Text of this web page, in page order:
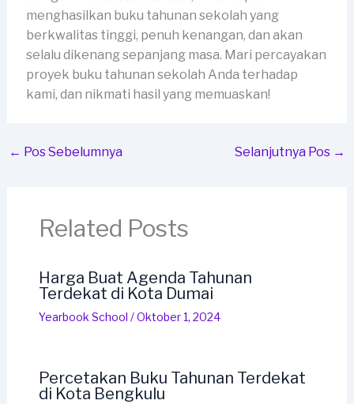
menghasilkan buku tahunan sekolah yang
berkwalitas tinggi, penuh kenangan, dan akan
selalu dikenang sepanjang masa. Mari percayakan
proyek buku tahunan sekolah Anda terhadap
kami, dan nikmati hasil yang memuaskan!
← Pos Sebelumnya Selanjutnya Pos →
Related Posts
Harga Buat Agenda Tahunan
Terdekat di Kota Dumai
Yearbook School /Oktober 1, 2024
Percetakan Buku Tahunan Terdekat
di Kota Bengkulu